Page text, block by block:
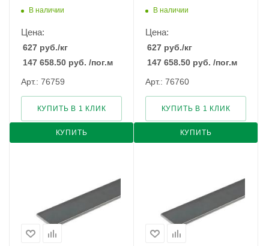
В наличии
Цена:
627 руб./кг
147 658.50 руб. /пог.м
Арт.: 76759
КУПИТЬ
КУПИТЬ В 1 КЛИК
В наличии
Цена:
627 руб./кг
147 658.50 руб. /пог.м
Арт.: 76760
КУПИТЬ
КУПИТЬ В 1 КЛИК